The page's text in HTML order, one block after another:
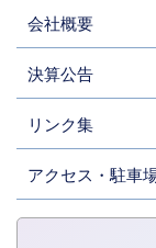
会社概要
決算公告
リンク集
アクセス・駐車